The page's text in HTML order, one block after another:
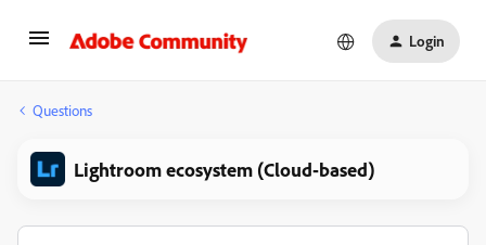
Login
Questions
Lightroom ecosystem (Cloud-based)